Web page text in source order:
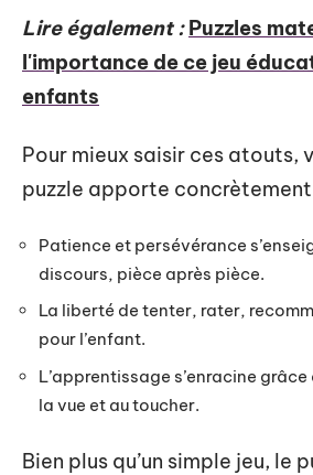
Lire également : Puzzles
l'importance de ce jeu
enfants
Pour mieux saisir ces atouts,
puzzle apporte concrètement
Patience et persévérance
discours, pièce après pièce.
La liberté de tenter, rater,
pour l’enfant.
L’apprentissage s’enracine
la vue et au toucher.
Bien plus qu’un simple jeu, le